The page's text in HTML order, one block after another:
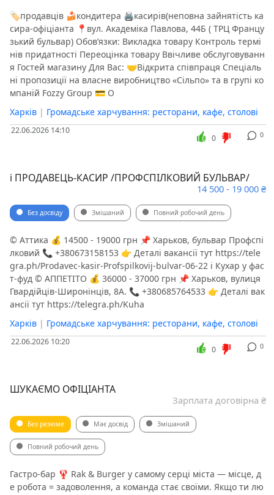
🏷продавців 🍰кондитера 🖨касирів(неповна зайнятість ️ка
сира-офіціанта 📍вул. Академіка Павлова, 44Б ( ТРЦ Францу
зький бульвар) Обов’язки: Викладка товару Контроль термі
нів придатності Переоцінка товару Ввічливе обслуговуванн
я Гостей магазину Для Вас: 🤝Відкрита співпраця ️Спеціаль
ні пропозиції на власне виробництво «Сільпо» та в групі ко
мпаній Fozzy Group 💳 О
Харків | Громадське харчування: ресторани, кафе, столові
22.06.2026 14:10 0
0
ℹ️ ПРОДАВЕЦЬ-КАСИР /ПРОФСПІЛКОВИЙ БУЛЬВАР/
14 500 - 19 000 ₴
Без досвіду Змішаний Повний робочий день
©️ Аттика 💰 14500 - 19000 грн 📌 Харьков, бульвар Профспі
лковий 📞 +380673158153 👉 Деталі вакансії тут https://tele
gra.ph/Prodavec-kasir-Profspіlkovij-bulvar-06-22 ℹ️ Кухар у фас
т-фуд ©️ АППЕТІТО 💰 36000 - 37000 грн 📌 Харьков, вулиця
Гвардійців-Широнінців, 8А. 📞 +380685764533 👉 Деталі вак
ансії тут https://telegra.ph/Kuha
Харків | Громадське харчування: ресторани, кафе, столові
22.06.2026 10:20 0
0
ШУКАЄМО ОФІЦІАНТА
Зарплата договірна ₴
Без резюме Має досвід Змішаний
Повний робочий день
Гастро-бар 🦞 Rak & Burger у самому серці міста — місце, д
е робота = задоволення, а команда стає своїми. Якщо ти лю